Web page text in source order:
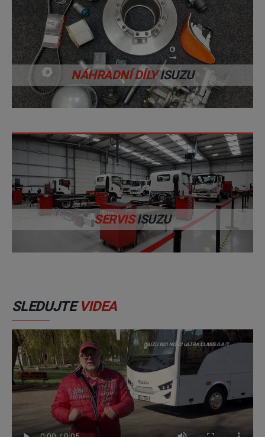
NÁHRADNÍ DÍLYISUZU
SERVISISUZU
SLEDUJTEVIDEA